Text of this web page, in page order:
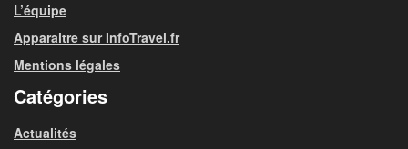
L’équipe
Apparaitre sur InfoTravel.fr
Mentions légales
Catégories
Actualités